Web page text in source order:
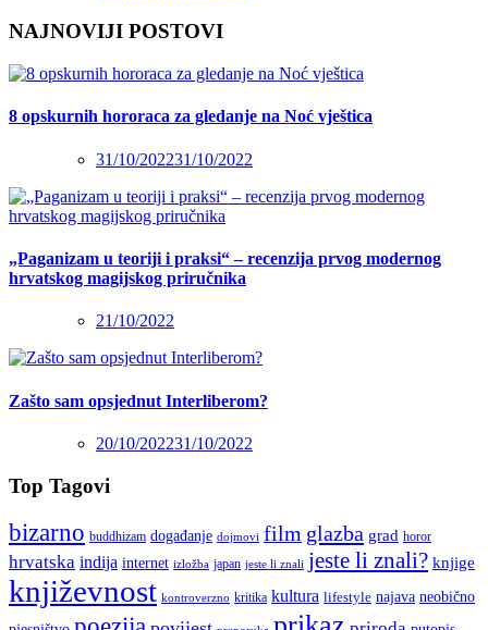
NAJNOVIJI POSTOVI
8 opskurnih hororaca za gledanje na Noć vještica
31/10/202231/10/2022
„Paganizam u teoriji i praksi“ – recenzija prvog modernog
hrvatskog magijskog priručnika
21/10/2022
Zašto sam opsjednut Interliberom?
20/10/202231/10/2022
Top Tagovi
bizarno buddhizam događanje dojmovi film glazba grad horor
hrvatska indija internet izložba japan jeste li znali jeste li znali? knjige
književnost kontroverzno kritika kultura lifestyle najava neobično